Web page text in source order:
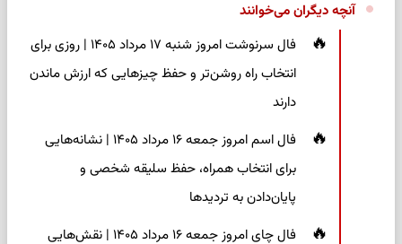
آنچه دیگران می‌خوانند
فال سرنوشت امروز شنبه ۱۷ مرداد ۱۴۰۵ | روزی برای
انتخاب راه روشن‌تر و حفظ چیزهایی که ارزش ماندن
دارند
فال اسم امروز جمعه ۱۶ مرداد ۱۴۰۵ | نشانه‌هایی
برای انتخاب همراه، حفظ سلیقه شخصی و
پایان‌دادن به تردیدها
فال چای امروز جمعه ۱۶ مرداد ۱۴۰۵ | نقش‌هایی